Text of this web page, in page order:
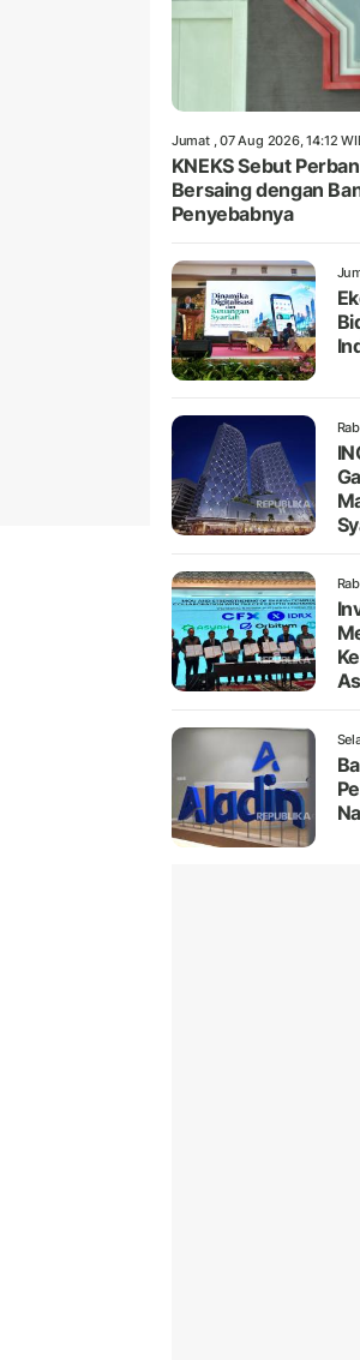
Jumat , 07 Aug 2026, 14:12
KNEKS Sebut
Bersaing dengan
Penyebabnya